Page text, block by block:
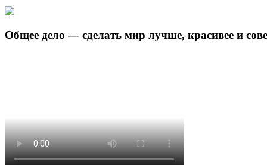
Общее дело — сделать мир лучше, красивее и